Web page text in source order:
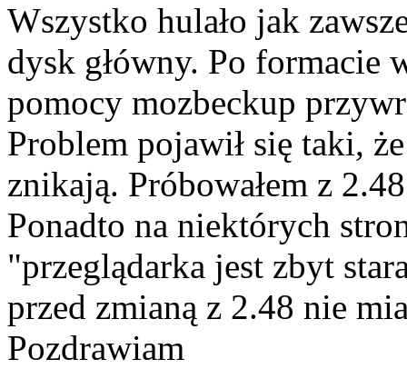
Wszystko hulało jak
dysk główny. Po formacie
pomocy mozbeckup
Problem pojawił się taki,
znikają. Próbowałem z
Ponadto na niektórych
"przeglądarka jest zbyt
przed zmianą z 2.48 nie
Pozdrawiam